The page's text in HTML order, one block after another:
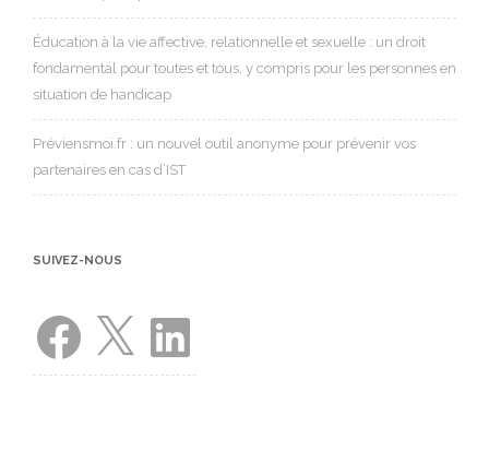
Éducation à la vie affective, relationnelle et sexuelle : un droit
fondamental pour toutes et tous, y compris pour les personnes en
situation de handicap
Préviensmoi.fr : un nouvel outil anonyme pour prévenir vos
partenaires en cas d’IST
SUIVEZ-NOUS
Facebook LinkedIn